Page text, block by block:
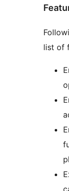
list of